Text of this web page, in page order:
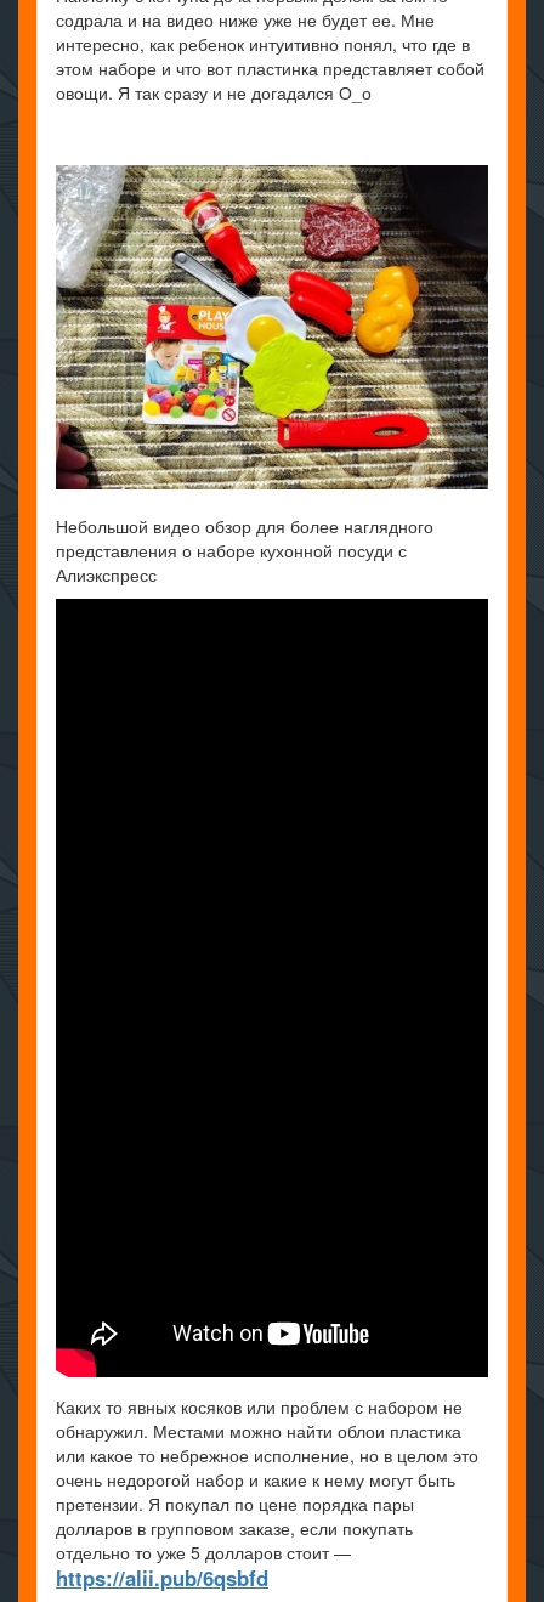
содрала и на видео ниже уже не будет ее. Мне
интересно, как ребенок интуитивно понял, что где в
этом наборе и что вот пластинка представляет собой
овощи. Я так сразу и не догадался О_о
Небольшой видео обзор для более наглядного
представления о наборе кухонной посуди с
Алиэкспресс
Каких то явных косяков или проблем с набором не
обнаружил. Местами можно найти облои пластика
или какое то небрежное исполнение, но в целом это
очень недорогой набор и какие к нему могут быть
претензии. Я покупал по цене порядка пары
долларов в групповом заказе, если покупать
отдельно то уже 5 долларов стоит —
https://alii.pub/6qsbfd